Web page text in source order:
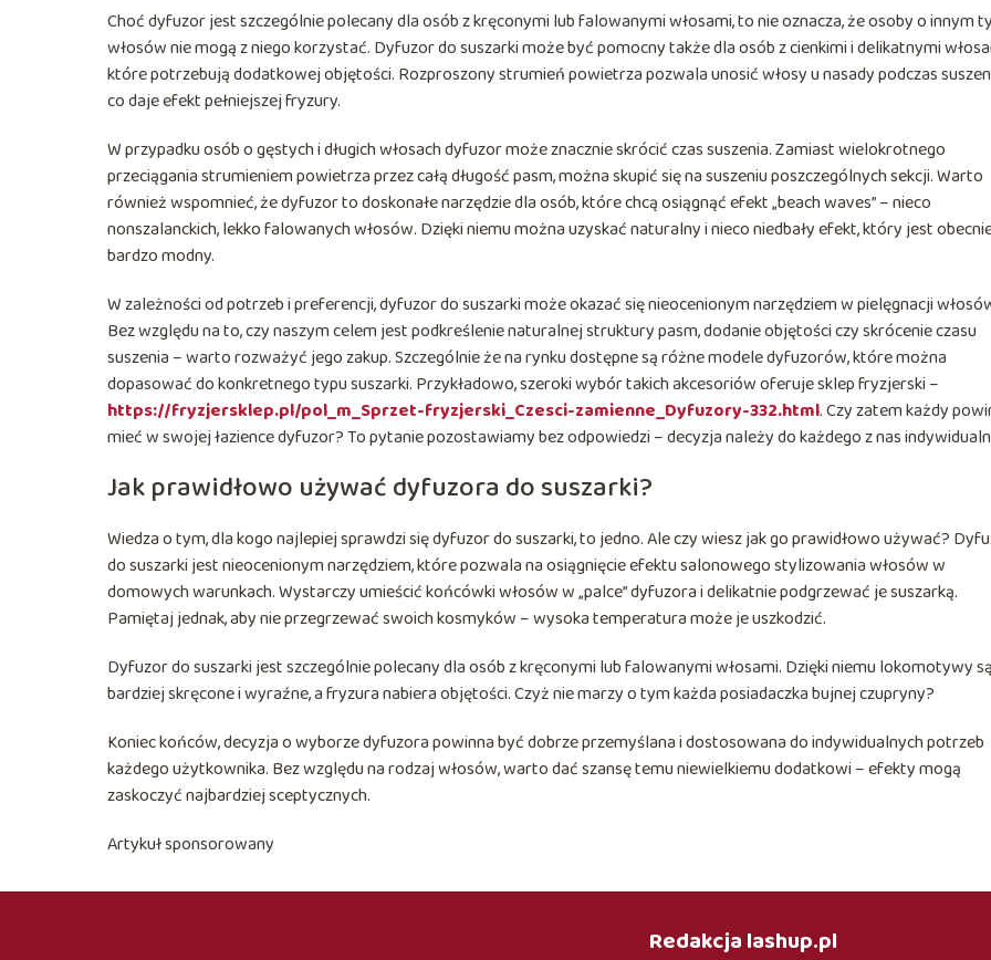
Choć dyfuzor jest szczególnie polecany dla osób z kręconymi lub falowanymi włosami, to nie oznacza, że osoby o innym
włosów nie mogą z niego korzystać. Dyfuzor do suszarki może być pomocny także dla osób z cienkimi i delikatnymi
które potrzebują dodatkowej objętości. Rozproszony strumień powietrza pozwala unosić włosy u nasady podczas
co daje efekt pełniejszej fryzury.
W przypadku osób o gęstych i długich włosach dyfuzor może znacznie skrócić czas suszenia. Zamiast wielokrotnego
przeciągania strumieniem powietrza przez całą długość pasm, można skupić się na suszeniu poszczególnych sekcji. Warto
również wspomnieć, że dyfuzor to doskonałe narzędzie dla osób, które chcą osiągnąć efekt „beach waves” – nieco
nonszalanckich, lekko falowanych włosów. Dzięki niemu można uzyskać naturalny i nieco niedbały efekt, który jest
bardzo modny.
W zależności od potrzeb i preferencji, dyfuzor do suszarki może okazać się nieocenionym narzędziem w pielęgnacji
Bez względu na to, czy naszym celem jest podkreślenie naturalnej struktury pasm, dodanie objętości czy skrócenie czasu
suszenia – warto rozważyć jego zakup. Szczególnie że na rynku dostępne są różne modele dyfuzorów, które można
dopasować do konkretnego typu suszarki. Przykładowo, szeroki wybór takich akcesoriów oferuje sklep fryzjerski –
https://fryzjersklep.pl/pol_m_Sprzet-fryzjerski_Czesci-zamienne_Dyfuzory-332.html. Czy zatem każdy
mieć w swojej łazience dyfuzor? To pytanie pozostawiamy bez odpowiedzi – decyzja należy do każdego z nas
Jak prawidłowo używać dyfuzora do suszarki?
Wiedza o tym, dla kogo najlepiej sprawdzi się dyfuzor do suszarki, to jedno. Ale czy wiesz jak go prawidłowo używać?
do suszarki jest nieocenionym narzędziem, które pozwala na osiągnięcie efektu salonowego stylizowania włosów w
domowych warunkach. Wystarczy umieścić końcówki włosów w „palce” dyfuzora i delikatnie podgrzewać je suszarką.
Pamiętaj jednak, aby nie przegrzewać swoich kosmyków – wysoka temperatura może je uszkodzić.
Dyfuzor do suszarki jest szczególnie polecany dla osób z kręconymi lub falowanymi włosami. Dzięki niemu lokomotywy są
bardziej skręcone i wyraźne, a fryzura nabiera objętości. Czyż nie marzy o tym każda posiadaczka bujnej czupryny?
Koniec końców, decyzja o wyborze dyfuzora powinna być dobrze przemyślana i dostosowana do indywidualnych potrzeb
każdego użytkownika. Bez względu na rodzaj włosów, warto dać szansę temu niewielkiemu dodatkowi – efekty mogą
zaskoczyć najbardziej sceptycznych.
Artykuł sponsorowany
Redakcja lashup.pl